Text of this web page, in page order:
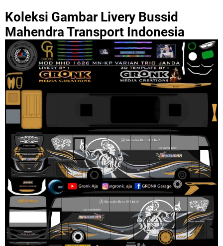
Koleksi Gambar Livery Bussid
Mahendra Transport Indonesia